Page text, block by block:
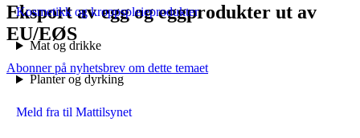
Kosmetikk og kroppspleieprodukter
Mat og drikke
Planter og dyrking
Meld fra til Mattilsynet
Eksport av egg og eggprodukter ut av
EU/EØS
Abonner på nyhetsbrev om dette temaet